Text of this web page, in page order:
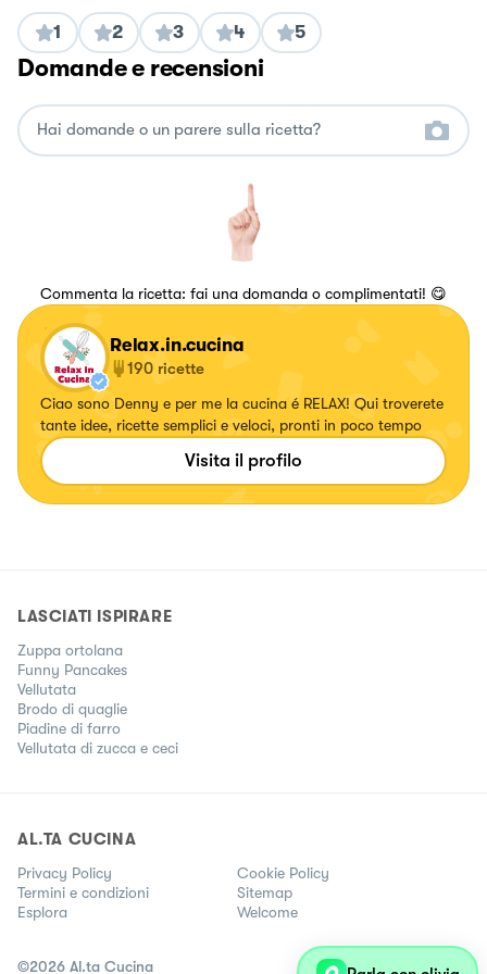
1 2 3 4 5
Domande e recensioni
Commenta la ricetta: fai una domanda o complimentati! 😋
Relax.in.cucina
190 ricette
Ciao sono Denny e per me la cucina é RELAX! Qui troverete
tante idee, ricette semplici e veloci, pronti in poco tempo
Visita il profilo
LASCIATI ISPIRARE
Zuppa ortolana
Funny Pancakes
Vellutata
Brodo di quaglie
Piadine di farro
Vellutata di zucca e ceci
AL.TA CUCINA
Privacy Policy
Cookie Policy
Termini e condizioni
Sitemap
Esplora
Welcome
©2026 Al.ta Cucina